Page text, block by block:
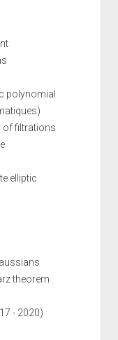
polynomial
of filtrations
elliptic
theorem
- 2020)